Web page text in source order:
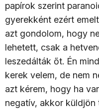
papírok szerint
gyerekként ezért
azt gondolom, hogy
lehetett, csak a
leszedálták őt. Én
kerek velem, de nem
azt kérem, hogy ha
negatív, akkor